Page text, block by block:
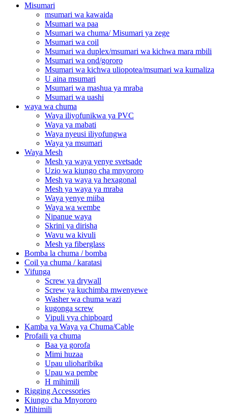
Misumari
msumari wa kawaida
Msumari wa paa
Msumari wa chuma/ Misumari ya zege
Msumari wa coil
Msumari wa duplex/msumari wa kichwa mara mbili
Msumari wa ond/gororo
Msumari wa kichwa uliopotea/msumari wa kumaliza
U aina msumari
Msumari wa mashua ya mraba
Msumari wa uashi
waya wa chuma
Waya iliyofunikwa ya PVC
Waya ya mabati
Waya nyeusi iliyofungwa
Waya ya msumari
Waya Mesh
Mesh ya waya yenye svetsade
Uzio wa kiungo cha mnyororo
Mesh ya waya ya hexagonal
Mesh ya waya ya mraba
Waya yenye miiba
Waya wa wembe
Nipanue waya
Skrini ya dirisha
Wavu wa kivuli
Mesh ya fiberglass
Bomba la chuma / bomba
Coil ya chuma / karatasi
Vifunga
Screw ya drywall
Screw ya kuchimba mwenyewe
Washer wa chuma wazi
kugonga screw
Vipuli vya chipboard
Kamba ya Waya ya Chuma/Cable
Profaili ya chuma
Baa ya gorofa
Mimi huzaa
Upau ulioharibika
Upau wa pembe
H mihimili
Rigging Accessories
Kiungo cha Mnyororo
Mihimili